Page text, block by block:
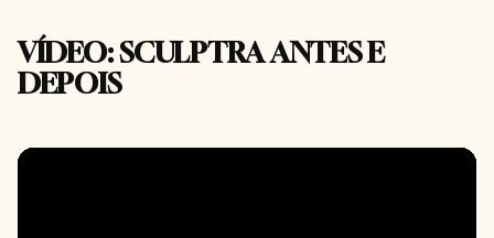
VÍDEO: SCULPTRA ANTES E
DEPOIS